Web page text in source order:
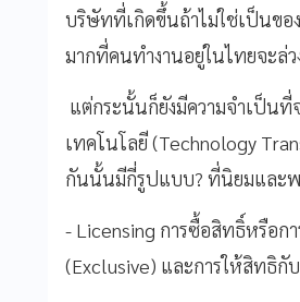
บริษัทที่เกิดขึ้นถ้าไม่ใช่เป็นขอ
มากที่คนทำงานอยู่ในไทยจะล่
แต่กระนั้นก็ยังมีความจำเป็นที่
เทคโนโลยี (Technology
กันนั้นมีกี่รูปแบบ? ที่นิยมและ
- Licensing การซื้อสิทธิ์หรือก
(Exclusive) และการให้สิทธิกั